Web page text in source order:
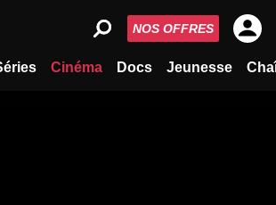
Cinéma Docs Jeunesse
NOS OFFRES